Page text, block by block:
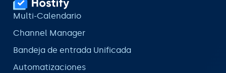
Multi-Calendario
Channel Manager
Bandeja de entrada Unificada
Automatizaciones